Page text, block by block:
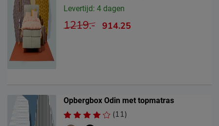
Levertijd: 4 dagen
1219.- 914.25
Opbergbox Odin met topmatras
(11)